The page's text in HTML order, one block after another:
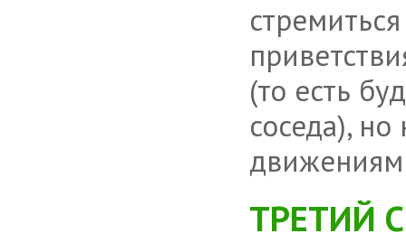
(то есть
соседа), но
ТРЕТИЙ